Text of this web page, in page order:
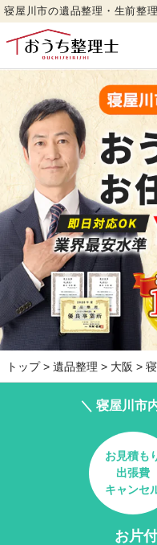
寝屋川市の遺品整理・生前整
トップ 遺品整理 大阪
＼ 寝屋川市
お見積も
出張費
キャンセ
お片